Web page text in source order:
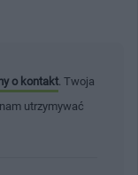
o kontakt . Twoja
utrzymywać